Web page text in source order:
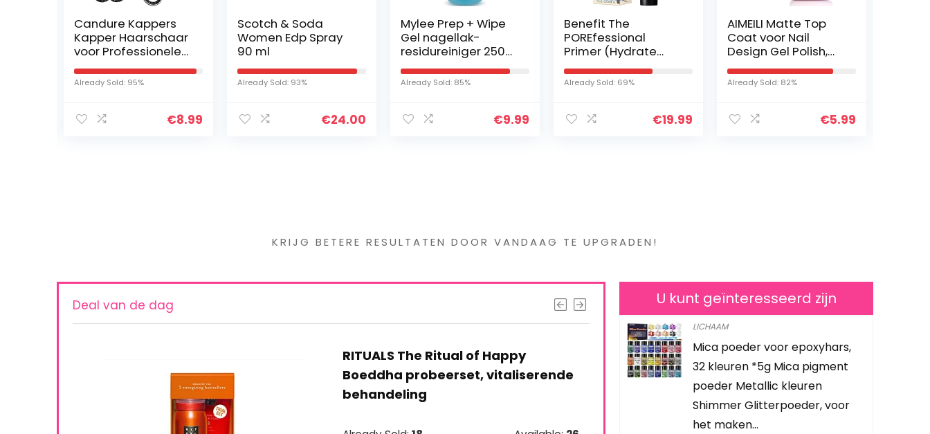
Candure Kappers
Kapper Haarschaar
voor Professionele
Kappers Kappers
Roestvrijstalen
Haarknipschaar
Already Sold: 95%
€8.99
Scotch & Soda
Women Edp Spray
90 ml
Already Sold: 93%
€24.00
Mylee Prep + Wipe
Gel nagellak-
residureiniger 250
ml, voorbereiding en
nazorg, UV-LED-
manicure-gel-
Already Sold: 85%
€9.99
Benefit The
POREfessional
Primer (Hydrate
7.5ml)
Already Sold: 69%
€19.99
AIMEILI Matte Top
Coat voor Nail
Design Gel Polish,
Soak Off Gel
Nagellak Nail Art
Already Sold: 82%
€5.99
KRIJG BETERE RESULTATEN DOOR VANDAAG TE UPGRADEN!
Deal van de dag
RITUALS The Ritual of Happy
Boeddha probeerset, vitaliserende
behandeling
U kunt geïnteresseerd zijn
LICHAAM
Mica poeder voor epoxyhars,
32 kleuren *5g Mica pigment
poeder Metallic kleuren
Shimmer Glitterpoeder, voor
het maken…